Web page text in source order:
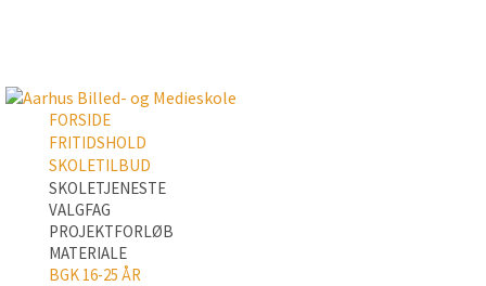
FORSIDE
FRITIDSHOLD
SKOLETILBUD
SKOLETJENESTE
VALGFAG
PROJEKTFORLØB
MATERIALE
BGK 16-25 ÅR